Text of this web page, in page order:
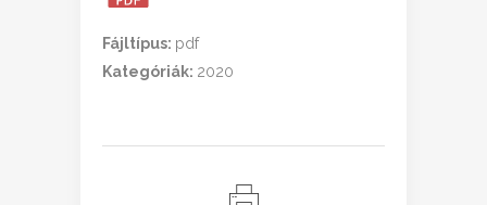
Fájltípus: pdf
Kategóriák: 2020